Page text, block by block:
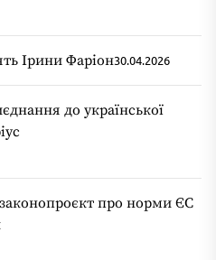
Ірини Фаріон30.04.2026
до української
про норми ЄС